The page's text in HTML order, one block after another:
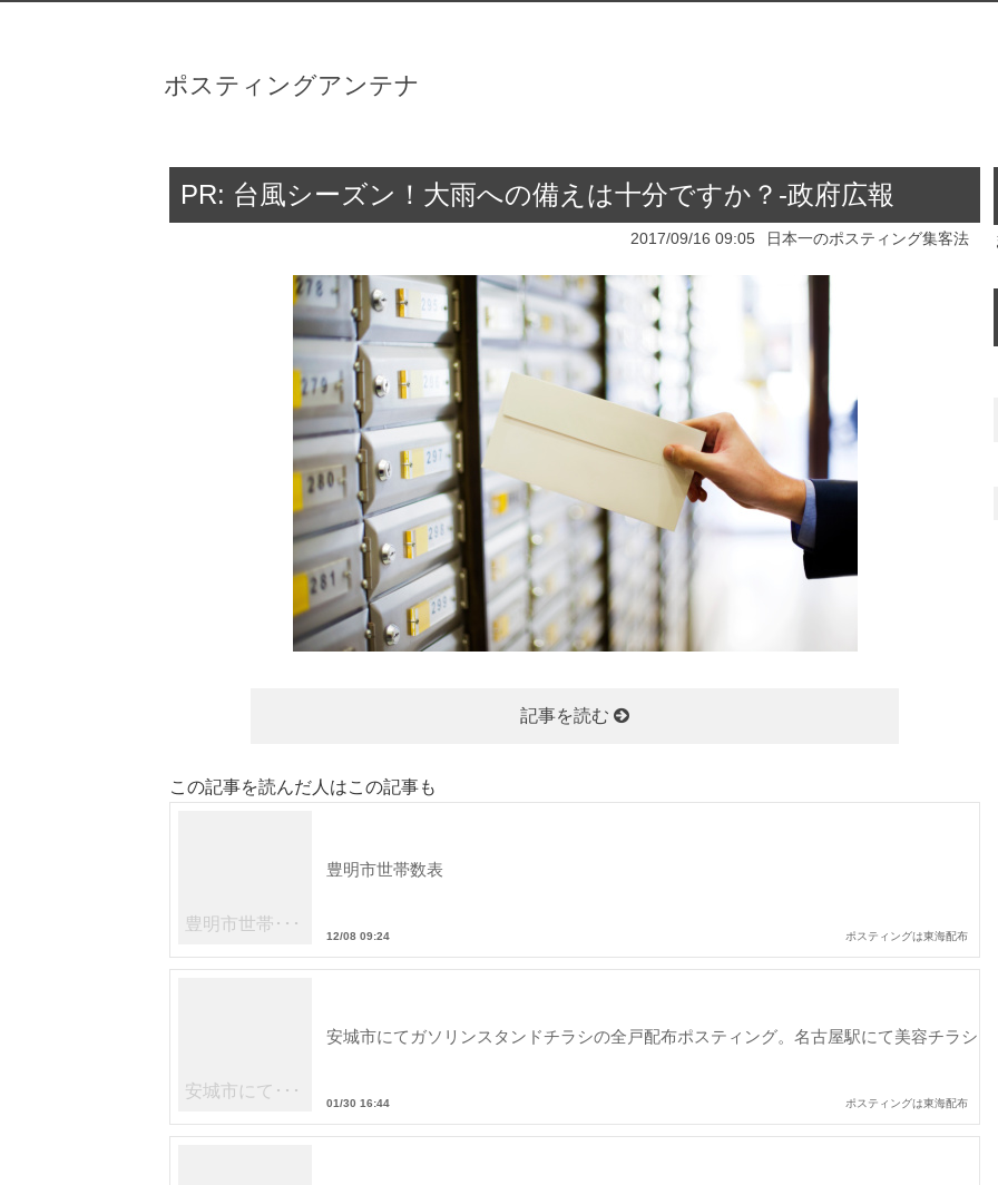
ポスティングアンテナ
PR: 台風シーズン！大雨への備えは十分ですか？-政府広報
2017/09/16 09:05 日本一のポスティング集客法
記事を読む
この記事を読んだ人はこの記事も
豊明市世帯･･･
豊明市世帯数表
12/08 09:24 ポスティングは東海配布
安城市にて･･･
安城市にてガソリンスタンドチラシの全戸配布ポスティング。名古屋駅にて美容チラシ
01/30 16:44 ポスティングは東海配布